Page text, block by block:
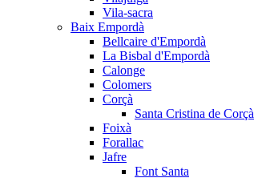
Vila-sacra
Baix Empordà
Bellcaire d'Empordà
La Bisbal d'Empordà
Calonge
Colomers
Corçà
Santa Cristina de Corçà
Foixà
Forallac
Jafre
Font Santa